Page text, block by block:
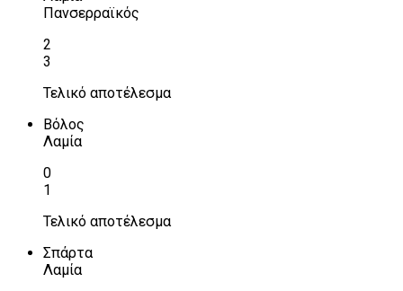
Πανσερραϊκός
2
3
Τελικό αποτέλεσμα
Βόλος
Λαμία
0
1
Τελικό αποτέλεσμα
Σπάρτα
Λαμία